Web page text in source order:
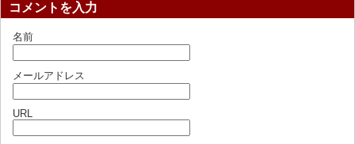
コメントを入力
名前
メールアドレス
URL